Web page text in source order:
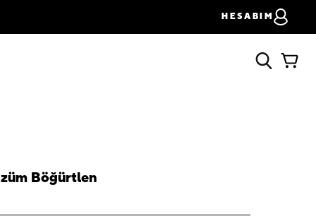
HESABIM
Böğürtlen